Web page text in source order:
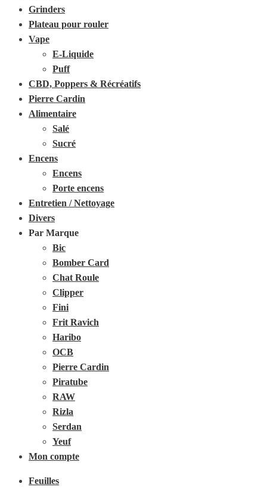
Grinders
Plateau pour rouler
Vape
E-Liquide
Puff
CBD, Poppers & Récréatifs
Pierre Cardin
Alimentaire
Salé
Sucré
Encens
Encens
Porte encens
Entretien / Nettoyage
Divers
Par Marque
Bic
Bomber Card
Chat Roule
Clipper
Fini
Frit Ravich
Haribo
OCB
Pierre Cardin
Piratube
RAW
Rizla
Serdan
Yeuf
Mon compte
Feuilles